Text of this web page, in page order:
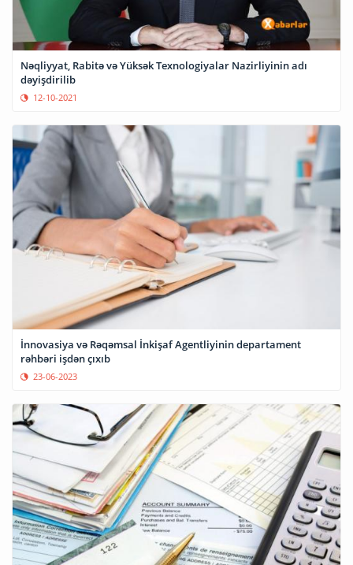
Nəqliyyat, Rabitə və Yüksək Texnologiyalar Nazirliyinin adı
dəyişdirilib
12-10-2021
İnnovasiya və Rəqəmsal İnkişaf Agentliyinin departament
rəhbəri işdən çıxıb
23-06-2023